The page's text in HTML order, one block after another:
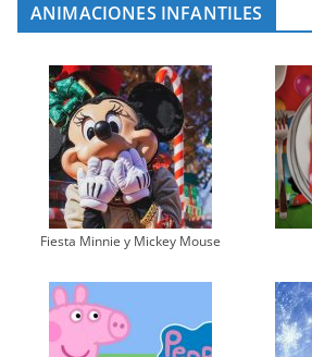
ANIMACIONES INFANTILES
Fiesta Minnie y Mickey Mouse